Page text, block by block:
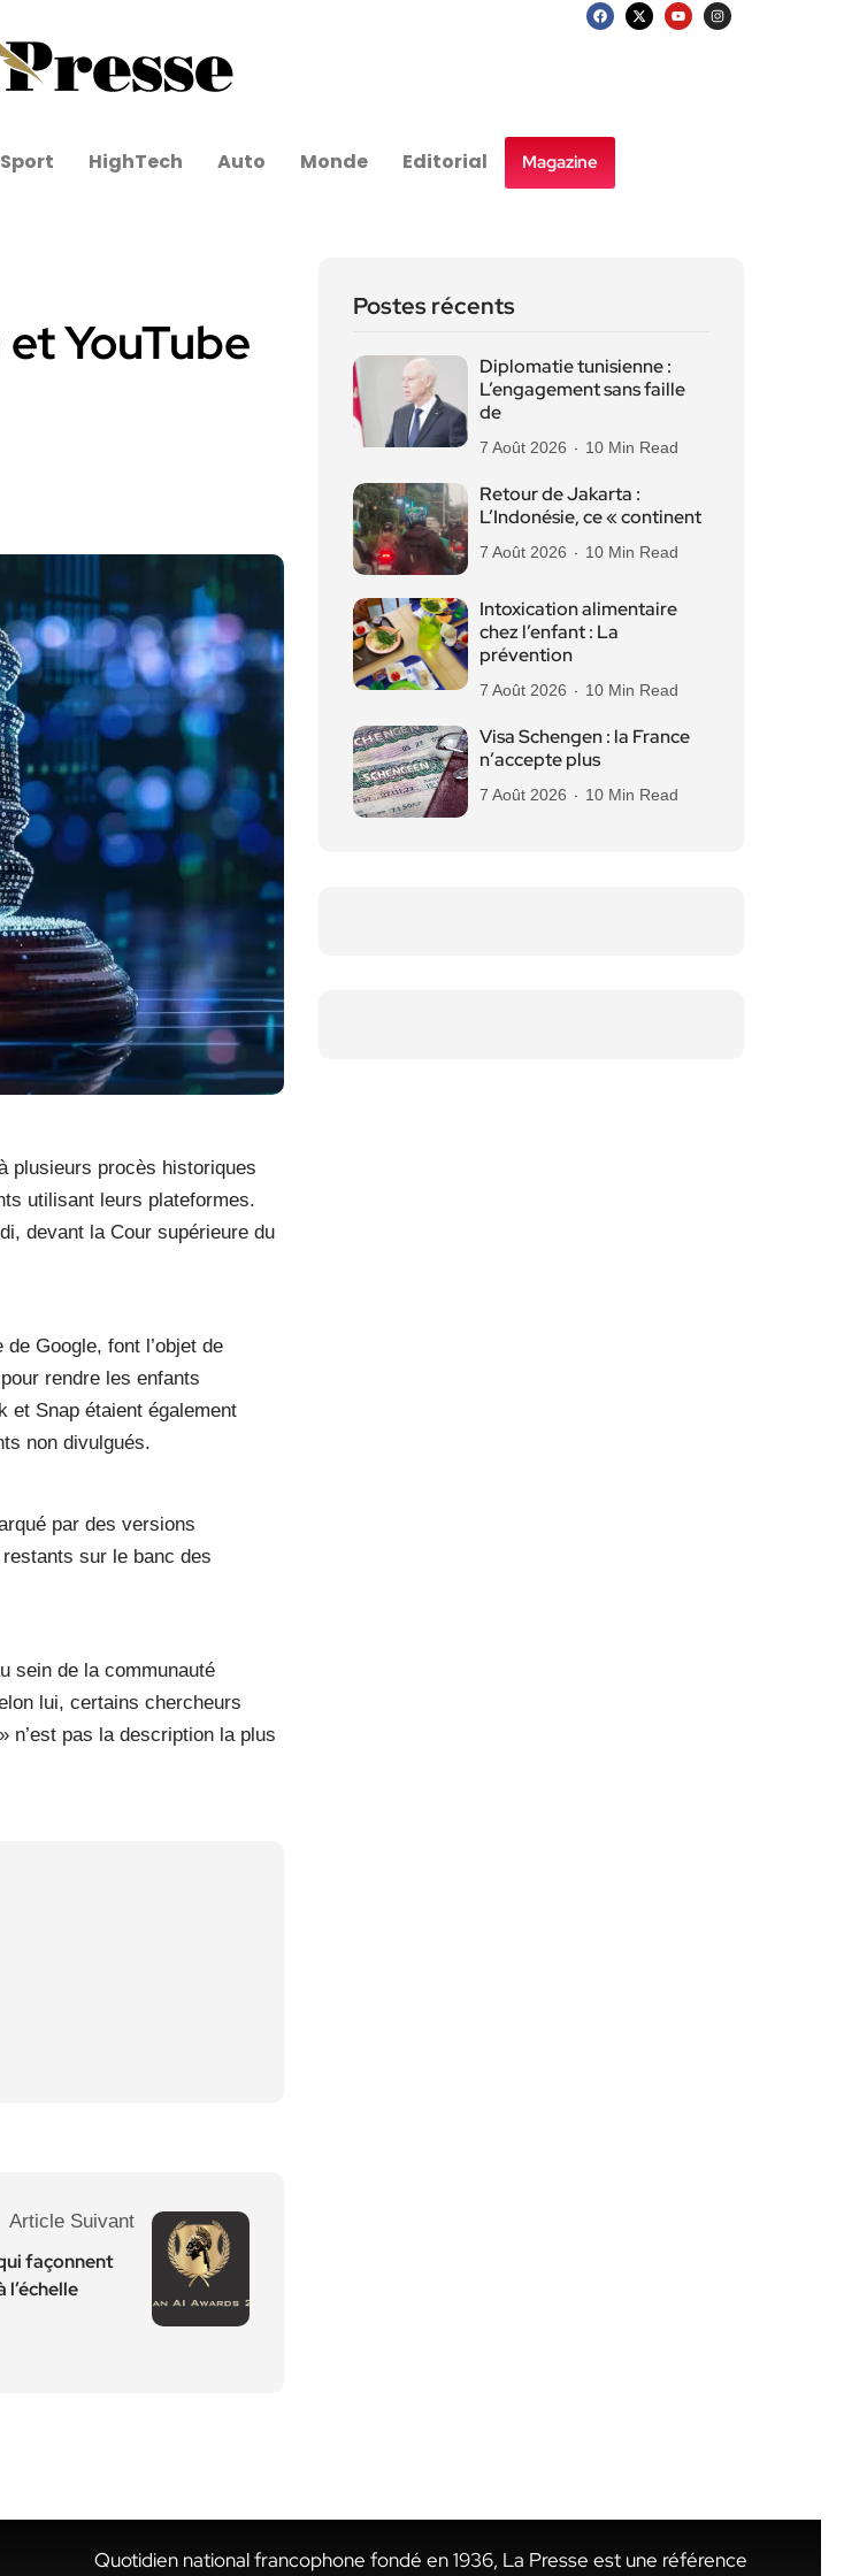
Sport HighTech Auto Monde Editorial Magazine
YouTube
plusieurs procès historiques
utilisant leurs plateformes.
devant la Cour supérieure du
Google, font l’objet de
rendre les enfants
et Snap étaient également
non divulgués.
par des versions
sur le banc des
sein de la communauté
lui, certains chercheurs
n’est pas la description la plus
Article Suivant
façonnent
l’échelle
Postes récents
Diplomatie tunisienne :
L’engagement sans faille
de
7 Août 2026 10 Min Read
Retour de Jakarta :
L’Indonésie, ce « continent
7 Août 2026 10 Min Read
Intoxication alimentaire
chez l’enfant : La
prévention
7 Août 2026 10 Min Read
Visa Schengen : la France
n’accepte plus
7 Août 2026 10 Min Read
Quotidien national francophone fondé en 1936, La Presse est une référence